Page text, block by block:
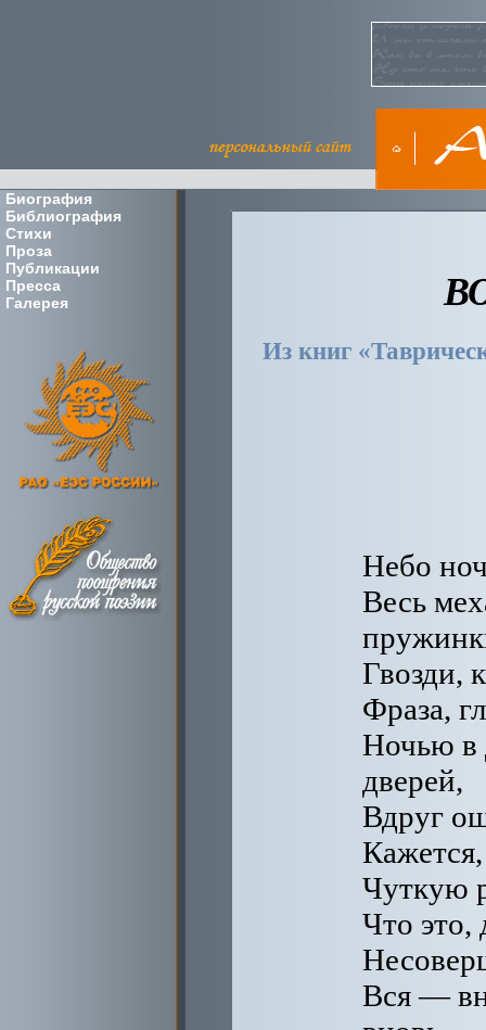
Биография
Библиография
Стихи
Проза
Публикации
Пресса
Галерея
Из книг
Небо
Весь
Гвозди,
Фраза,
Ночью в
дверей,
Вдруг
Чуткую
Что это,
Вся —